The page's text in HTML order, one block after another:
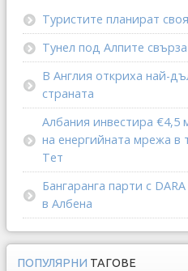
Туристите планират
Тунел под Алпите
В Англия откриха най-
страната
Албания инвестира €4,5
на енергийната мрежа в
Тет
Бангаранга парти с
в Албена
ПОПУЛЯРНИ ТАГОВЕ